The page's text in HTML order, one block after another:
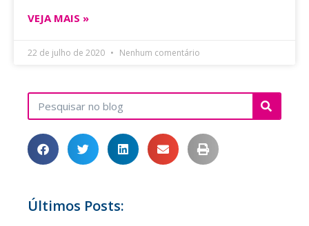
VEJA MAIS »
22 de julho de 2020 Nenhum comentário
Últimos Posts: